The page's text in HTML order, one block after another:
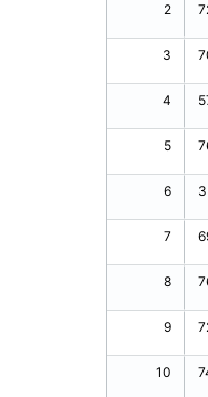
2
3
4
5
6
7
8
9
10